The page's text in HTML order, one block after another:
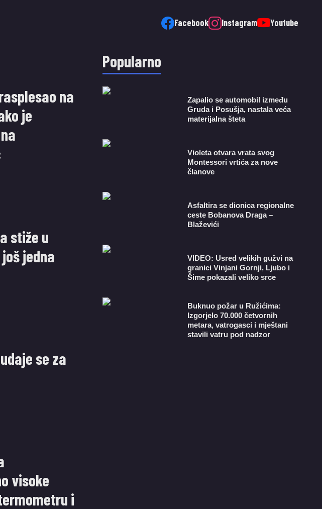
Facebook Instagram Youtube
na
je
stiže u
jedna
se za
visoke
i
Popularno
Zapalio se automobil između
Gruda i Posušja, nastala veća
materijalna šteta
Violeta otvara vrata svog
Montessori vrtića za nove
članove
Asfaltira se dionica regionalne
ceste Bobanova Draga –
Blaževići
VIDEO: Usred velikih gužvi na
granici Vinjani Gornji, Ljubo i
Šime pokazali veliko srce
Buknuo požar u Ružićima:
Izgorjelo 70.000 četvornih
metara, vatrogasci i mještani
stavili vatru pod nadzor